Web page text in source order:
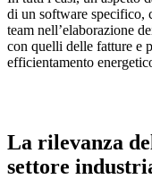
di un software specifico,
team nell’elaborazione
con quelli delle fatture e
efficientamento
La rilevanza
settore